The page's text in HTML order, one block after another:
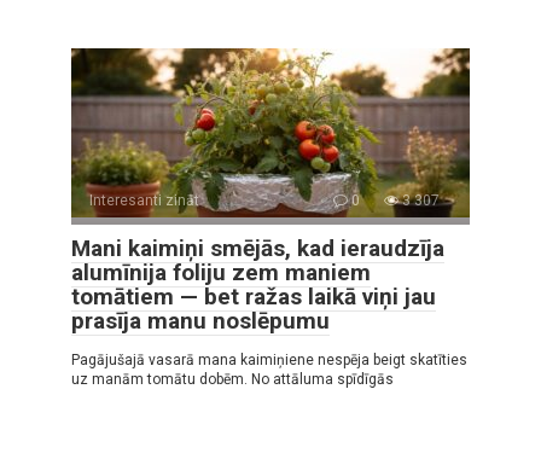
Interesanti zināt 0 3 307
Mani kaimiņi smējās, kad ieraudzīja
alumīnija foliju zem maniem
tomātiem — bet ražas laikā viņi jau
prasīja manu noslēpumu
Pagājušajā vasarā mana kaimiņiene nespēja beigt skatīties
uz manām tomātu dobēm. No attāluma spīdīgās